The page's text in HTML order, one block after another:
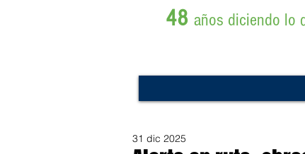
48 años diciendo lo
31 dic 2025